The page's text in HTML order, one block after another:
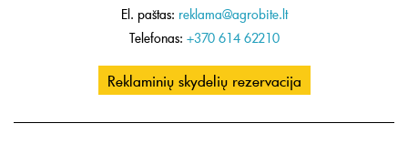
El. paštas: reklama@agrobite.lt
Telefonas: +370 614 62210
Reklaminių skydelių rezervacija